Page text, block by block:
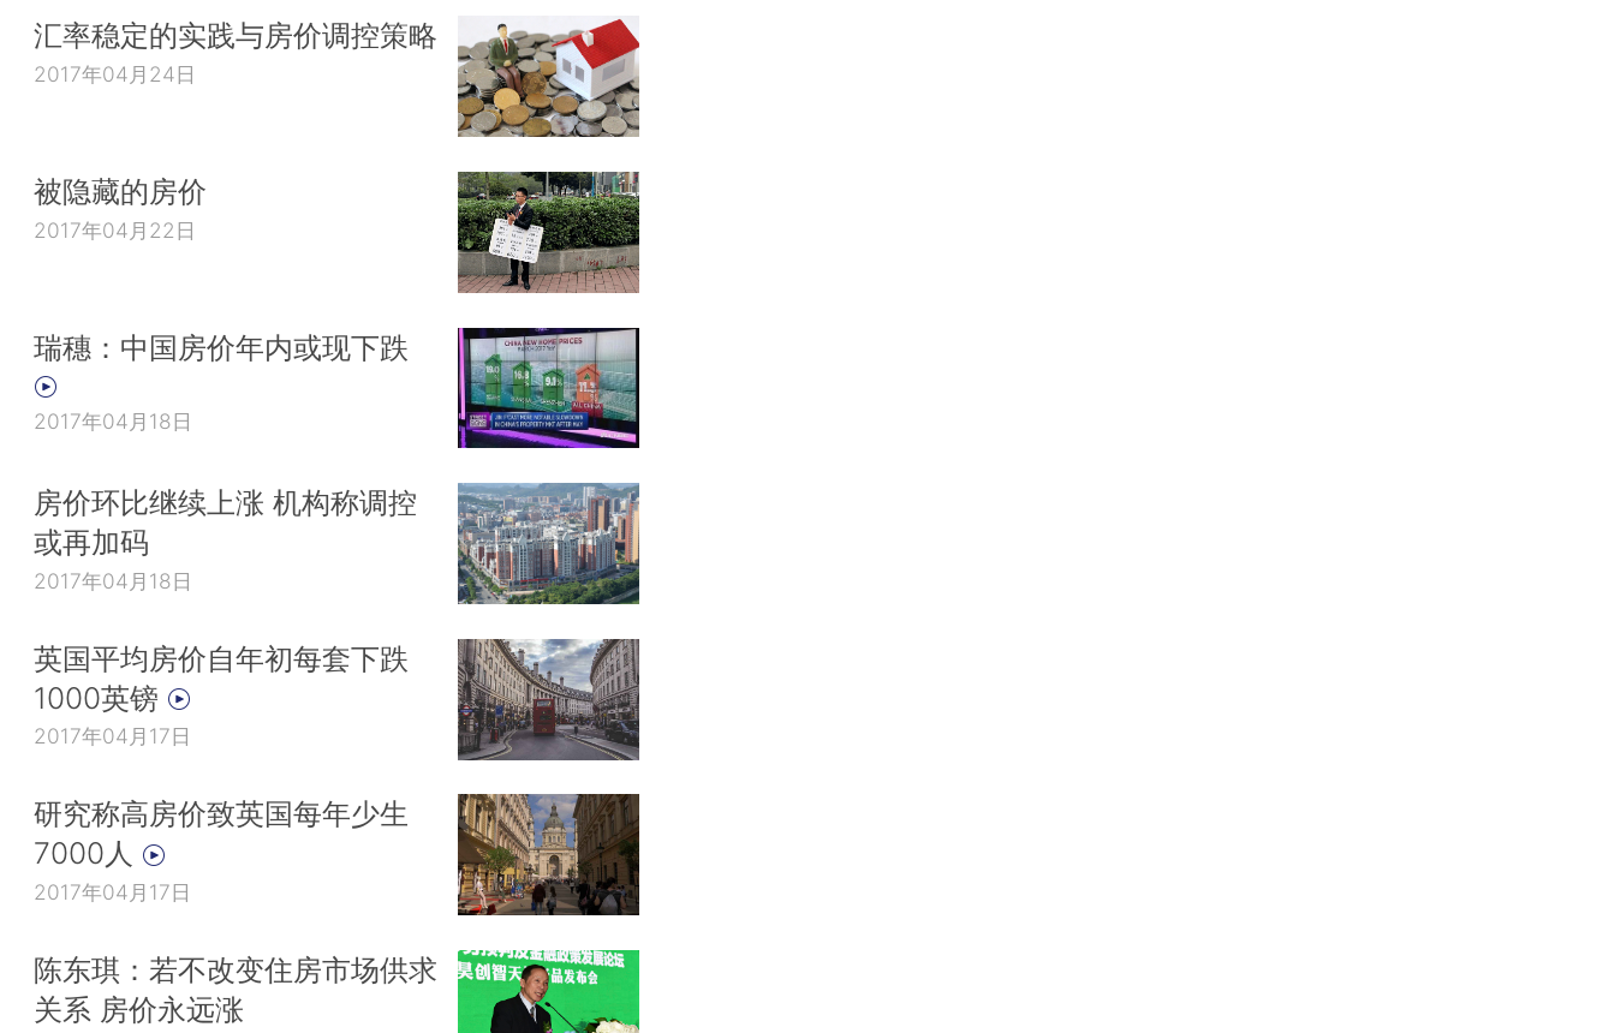
汇率稳定的实践与房价调控策略
2017年04月24日
被隐藏的房价
2017年04月22日
瑞穗：中国房价年内或现下跌
2017年04月18日
房价环比继续上涨 机构称调控
或再加码
2017年04月18日
英国平均房价自年初每套下跌
1000英镑
2017年04月17日
研究称高房价致英国每年少生
7000人
2017年04月17日
陈东琪：若不改变住房市场供求
关系 房价永远涨